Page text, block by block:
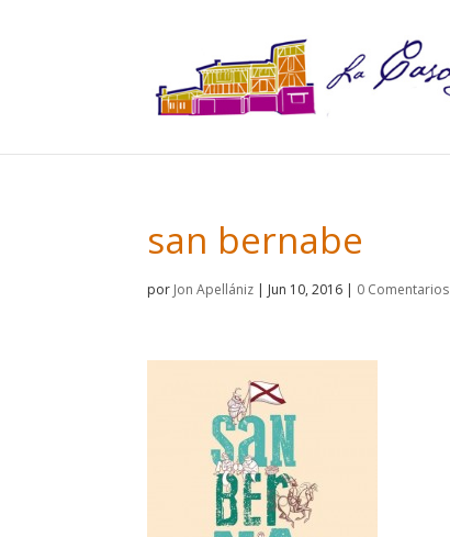
san bernabe
por Jon Apellániz | Jun 10, 2016 | 0 Comentarios